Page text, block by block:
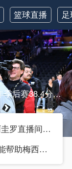
篮球直播
【体育世界】接受底薪！41岁老詹今年季后赛38.4分钟&23
【你怎么看？】梅西曾做客阿圭罗直播间看卧龙凤雏，戈麦斯自比小
[值得一看]卡塞米罗：我期待能帮助梅西，他是足球历史上最伟大